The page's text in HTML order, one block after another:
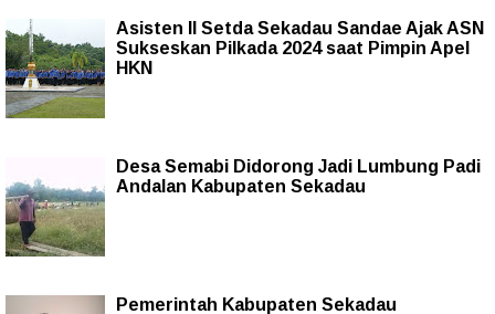
Asisten II Setda Sekadau Sandae Ajak ASN
Sukseskan Pilkada 2024 saat Pimpin Apel
HKN
Desa Semabi Didorong Jadi Lumbung Padi
Andalan Kabupaten Sekadau
Pemerintah Kabupaten Sekadau